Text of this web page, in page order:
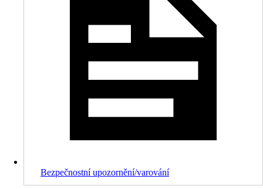
Bezpečnostní upozornění/varování